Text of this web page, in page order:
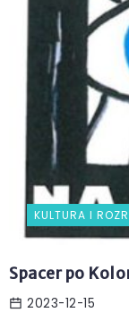
KULTURA I
Spacer po
2023-12-15